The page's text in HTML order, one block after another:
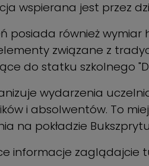
wspierana jest przez
posiada również
związane z
do statku szkolnego
wydarzenia
i absolwentów. To
na pokładzie
informacje zaglądajcie